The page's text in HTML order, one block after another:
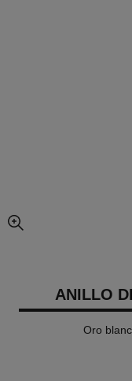
imagen agrandada
ANILLO
Oro